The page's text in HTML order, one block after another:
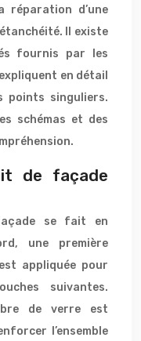
réparation d’une
Il existe
fournis par les
en détail
points singuliers.
schémas et des
de façade
se fait en
une première
appliquée pour
suivantes.
de verre est
l’ensemble